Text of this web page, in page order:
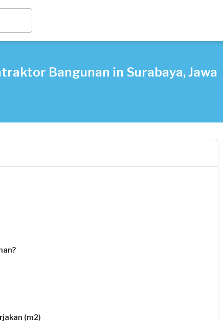
Bangunan in Surabaya, Jawa
(m2)